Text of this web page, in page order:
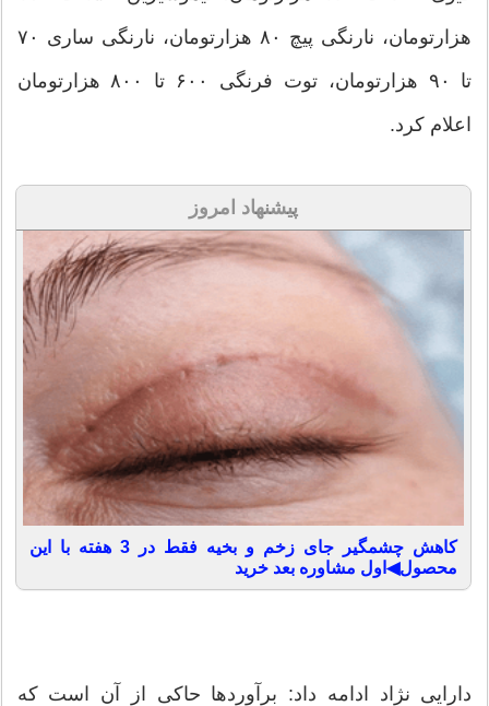
هزارتومان، نارنگی پیچ ۸۰ هزارتومان، نارنگی ساری ۷۰
تا ۹۰ هزارتومان، توت فرنگی ۶۰۰ تا ۸۰۰ هزارتومان
اعلام کرد.
پیشنهاد امروز
کاهش چشمگیر جای زخم و بخیه فقط در 3 هفته با این
محصول◀اول مشاوره بعد خرید
دارایی نژاد ادامه داد: برآوردها حاکی از آن است که